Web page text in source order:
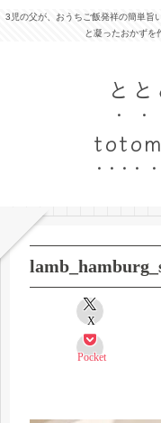
3児の父が、おうちご飯発祥の簡単旨
と凝ったおかずを
と
X
Pocket